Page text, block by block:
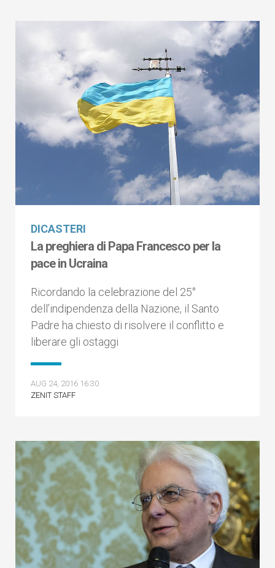
DICASTERI
La preghiera di Papa Francesco per la
pace in Ucraina
Ricordando la celebrazione del 25°
dell’indipendenza della Nazione, il Santo
Padre ha chiesto di risolvere il conflitto e
liberare gli ostaggi
AUG 24, 2016 16:30
ZENIT STAFF